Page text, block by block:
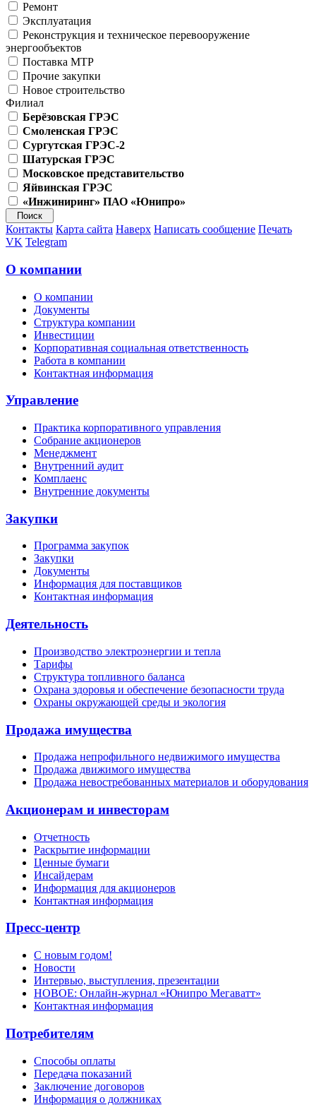
Ремонт
Эксплуатация
Реконструкция и техническое перевооружение
энергообъектов
Поставка МТР
Прочие закупки
Новое строительство
Филиал
Берёзовская ГРЭС
Смоленская ГРЭС
Сургутская ГРЭС-2
Шатурская ГРЭС
Московское представительство
Яйвинская ГРЭС
«Инжиниринг» ПАО «Юнипро»
Контакты Карта сайта Наверх Написать сообщение Печать
VK Telegram
О компании
О компании
Документы
Структура компании
Инвестиции
Корпоративная социальная ответственность
Работа в компании
Контактная информация
Управление
Практика корпоративного управления
Собрание акционеров
Менеджмент
Внутренний аудит
Комплаенс
Внутренние документы
Закупки
Программа закупок
Закупки
Документы
Информация для поставщиков
Контактная информация
Деятельность
Производство электроэнергии и тепла
Тарифы
Структура топливного баланса
Охрана здоровья и обеспечение безопасности труда
Охраны окружающей среды и экология
Продажа имущества
Продажа непрофильного недвижимого имущества
Продажа движимого имущества
Продажа невостребованных материалов и оборудования
Акционерам и инвесторам
Отчетность
Раскрытие информации
Ценные бумаги
Инсайдерам
Информация для акционеров
Контактная информация
Пресс-центр
С новым годом!
Новости
Интервью, выступления, презентации
НОВОЕ: Онлайн-журнал «Юнипро Мегаватт»
Контактная информация
Потребителям
Способы оплаты
Передача показаний
Заключение договоров
Информация о должниках